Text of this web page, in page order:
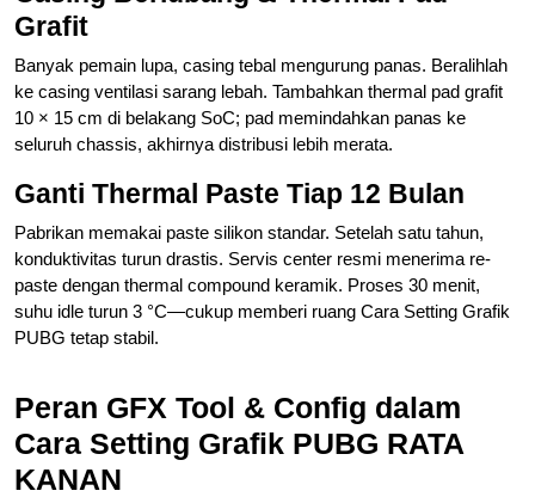
Grafit
Banyak pemain lupa, casing tebal mengurung panas. Beralihlah
ke casing ventilasi sarang lebah. Tambahkan thermal pad grafit
10 × 15 cm di belakang SoC; pad memindahkan panas ke
seluruh chassis, akhirnya distribusi lebih merata.
Ganti Thermal Paste Tiap 12 Bulan
Pabrikan memakai paste silikon standar. Setelah satu tahun,
konduktivitas turun drastis. Servis center resmi menerima re-
paste dengan thermal compound keramik. Proses 30 menit,
suhu idle turun 3 °C—cukup memberi ruang Cara Setting Grafik
PUBG tetap stabil.
Peran GFX Tool & Config dalam
Cara Setting Grafik PUBG RATA
KANAN